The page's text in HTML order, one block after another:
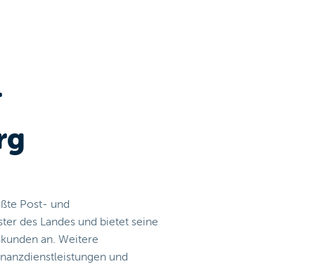
Post- und
des Landes und bietet seine
an. Weitere
und